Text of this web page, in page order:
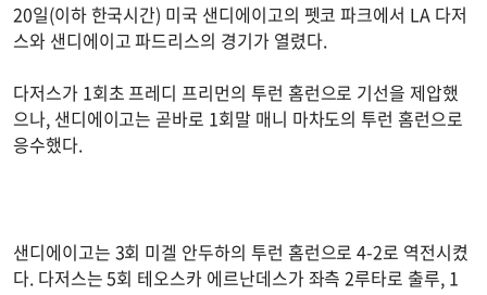
20일(이하 한국시간) 미국 샌디에이고의 펫코 파크에서 LA 다저
스와 샌디에이고 파드리스의 경기가 열렸다.
다저스가 1회초 프레디 프리먼의 투런 홈런으로 기선을 제압했
으나, 샌디에이고는 곧바로 1회말 매니 마차도의 투런 홈런으로
응수했다.
샌디에이고는 3회 미겔 안두하의 투런 홈런으로 4-2로 역전시켰
다. 다저스는 5회 테오스카 에르난데스가 좌측 2루타로 출루, 1